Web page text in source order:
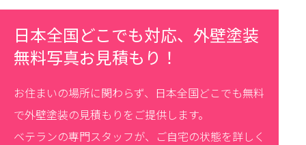
日本全国どこでも対応、外壁塗装
無料写真お見積もり！
お住まいの場所に関わらず、日本全国どこでも無料
で外壁塗装の見積もりをご提供します。
ベテランの専門スタッフが、ご自宅の状態を詳しく